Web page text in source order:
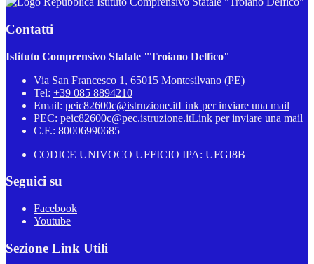
Contatti
Istituto Comprensivo Statale "Troiano Delfico"
Via San Francesco 1, 65015 Montesilvano (PE)
Tel: +39 085 8894210
Email: peic82600c@istruzione.itLink per inviare una mail
PEC: peic82600c@pec.istruzione.itLink per inviare una mail
C.F.: 80006990685
CODICE UNIVOCO UFFICIO IPA: UFGI8B
Seguici su
Facebook
Youtube
Sezione Link Utili